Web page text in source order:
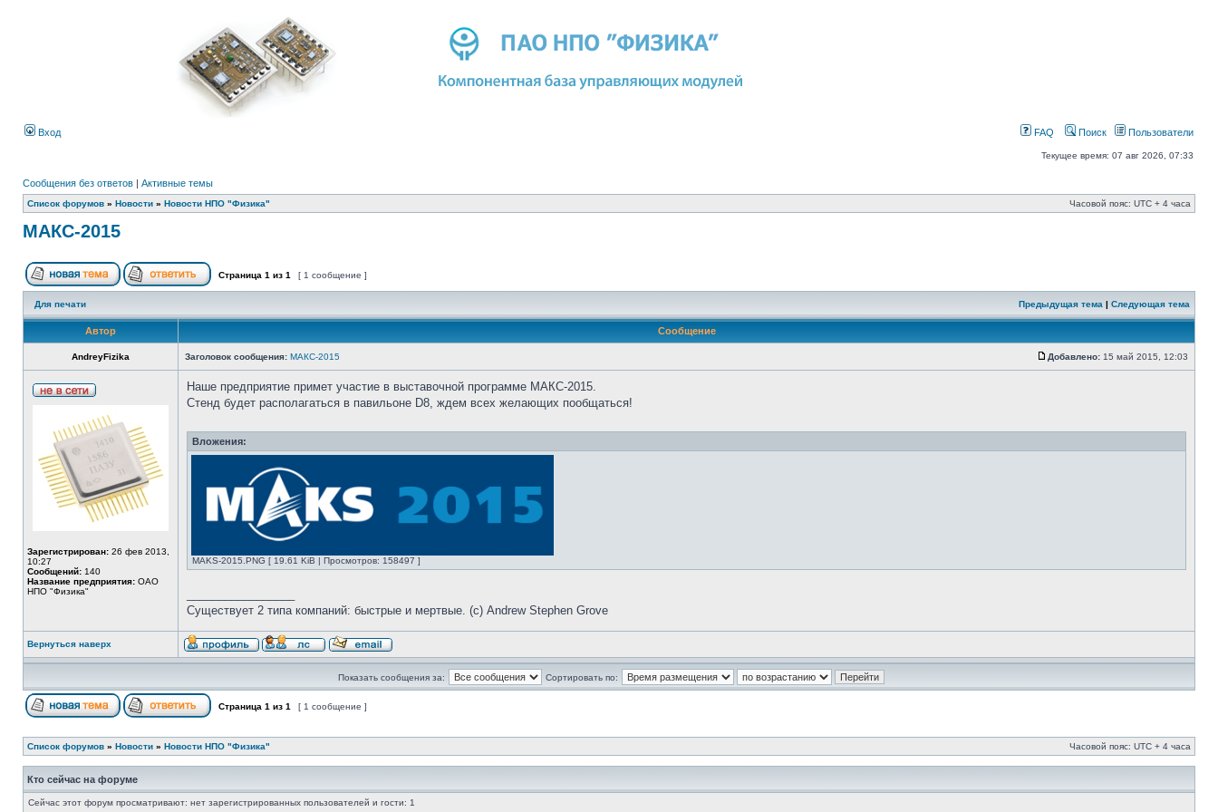
Вход FAQ Поиск Пользователи
Текущее время: 07 авг 2026, 07:33
Сообщения без ответов | Активные темы
Список форумов » Новости » Новости НПО "Физика" Часовой пояс: UTC + 4 часа
МАКС-2015
Страница 1 из 1 [ 1 сообщение ]
Для печати Предыдущая тема | Следующая тема
Автор Сообщение
AndreyFizika Заголовок сообщения: МАКС-2015 Добавлено: 15 май 2015, 12:03
Зарегистрирован: 26 фев 2013,
10:27
Сообщений: 140
Название предприятия: ОАО
НПО "Физика"
Наше предприятие примет участие в выставочной программе МАКС-2015.
Стенд будет располагаться в павильоне D8, ждем всех желающих пообщаться!
Вложения:
MAKS-2015.PNG [ 19.61 KiB | Просмотров: 158497 ]
Существует 2 типа компаний: быстрые и мертвые. (с) Andrew Stephen Grove
Вернуться наверх
Показать сообщения за: Сортировать по:
Страница 1 из 1 [ 1 сообщение ]
Список форумов » Новости » Новости НПО "Физика" Часовой пояс: UTC + 4 часа
Кто сейчас на форуме
Сейчас этот форум просматривают: нет зарегистрированных пользователей и гости: 1